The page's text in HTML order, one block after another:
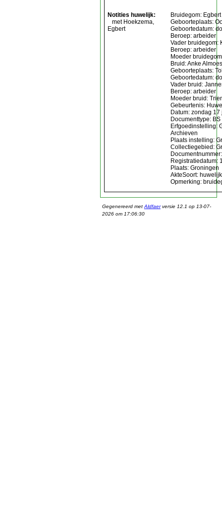
Notities huwelijk:
met Hoekzema,
Egbert
Bruidegom:
Geboorteplaats:
Geboortedatum:
Beroep: arbeider
Vader bruidegom:
Beroep: arbeider
Moeder
Bruid: Anke Almoes
Geboorteplaats:
Geboortedatum:
Vader bruid:
Beroep: arbeider
Moeder bruid:
Gebeurtenis:
Datum: zondag
Documenttype:
Erfgoedinstelling:
Archieven
Plaats instelling:
Collectiegebied:
Registratiedatum:
Plaats: Groningen
AkteSoort: huwelijk
Opmerking:
Gegenereerd met Aldfaerversie 12.1 op 13-07-
2026 om 17:06:30